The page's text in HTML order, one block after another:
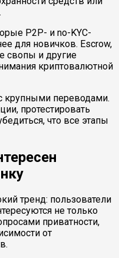
P2P- и no-KYC-
для новичков. Escrow,
свопы и другие
криптовалютной
крупными переводами.
протестировать
что все этапы
тренд: пользователи
не только
приватности,
от